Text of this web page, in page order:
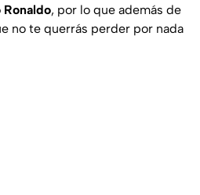
, por lo que además de
no te querrás perder por nada